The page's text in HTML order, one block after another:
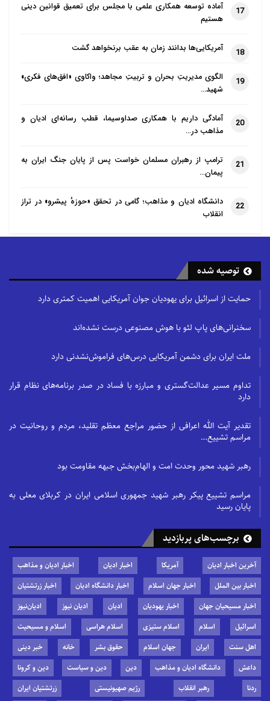
17
آماده توسعه همکاری علمی با مجلس برای تعمیق قوانین دینی
هستیم
18 آمریکایی‌ها بدانند زمان به عقب برنخواهد گشت
19
الگوی مدیریتِ بحران و تربیتِ مجاهد؛ واکاوی «افق‌های فکری»
شهید…
20
آمادگی داریم با همکاری صداوسیما، قطب رسانه‌ای ادیان و
مذاهب در…
21
ترامپ از رهبران مسلمان خواست پس از پایان جنگ ایران به
پیمان…
22
دانشگاه ادیان و مذاهب؛ گامی در تحقق «حوزهٔ پیشرو» در تراز
انقلاب
توصیه شده
حمایت از اسرائیل برای یهودیان جوان آمریکایی اهمیت کمتری دارد
سخنرانی‌های پاپ لئو با هوش مصنوعی درست نشده‌اند
ملت ایران برای دشمن آمریکایی درس‌های فراموش‌نشدنی دارد
تداوم مسیر عدالت‌گستری و مبارزه با فساد در صدر برنامه‌های نظام قرار
دارد
تقدیر آیت الله اعرافی از حضور مراجع معظم تقلید، مردم و روحانیت در
مراسم تشییع…
رهبر شهید محور وحدت امت و الهام‌بخش جبهه مقاومت بود
مراسم تشییع پیکر رهبر شهید جمهوری اسلامی ایران در کربلای معلی به
پایان رسید
برچسب‌های پربازدید
آخرین اخبار ادیان آمریکا اخبار ادیان
اخبار ادیان و مذاهب
اخبار بین الملل
اخبار جهان اسلام اخبار دانشگاه ادیان
اخبار زرتشتیان
اخبار مسیحیان جهان
اخبار یهودیان ادیان ادیان نیوز
ادیان‌نیوز
اسرائیل
اسلام اسلام ستیزی اسلام هراسی
اسلام و مسیحیت
اهل سنت
ایران جهان اسلام حقوق بشر خانه
خبر دینی
داعش
دانشگاه ادیان و مذاهب دین دین و سیاست
دین و کرونا
ردنا
رهبر انقلاب رژیم صهیونیستی زرتشتیان ایران